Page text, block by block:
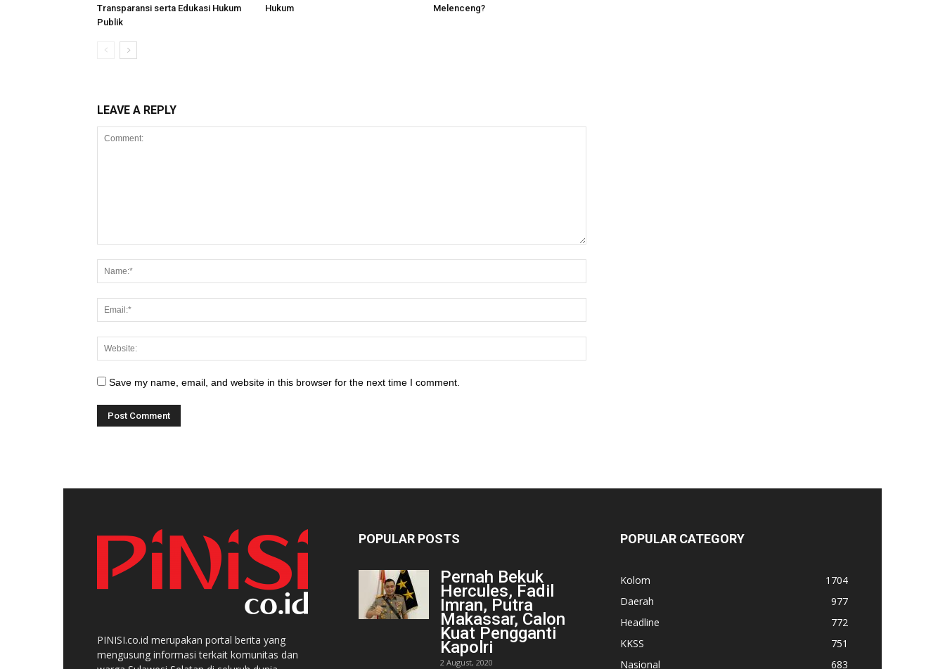
Transparansi serta Edukasi Hukum
Publik
Hukum
Melenceng?
LEAVE A REPLY
Save my name, email, and website in this browser for the next time I comment.
PINISI.co.id merupakan portal berita yang
mengusung informasi terkait komunitas dan
POPULAR POSTS
Pernah Bekuk
Hercules, Fadil
Imran, Putra
Makassar, Calon
Kuat Pengganti
Kapolri
2 August, 2020
POPULAR CATEGORY
Kolom
1704
Daerah
977
Headline
772
KKSS
751
Nasional
683